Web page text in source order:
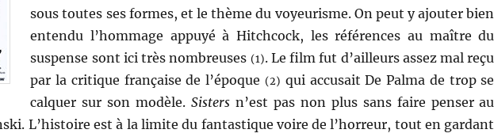
sous toutes ses formes, et le thème du voyeurisme. On peut y ajouter bien
entendu l’hommage appuyé à Hitchcock, les références au maître du
suspense sont ici très nombreuses (1). Le film fut d’ailleurs assez mal reçu
par la critique française de l’époque (2) qui accusait De Palma de trop se
calquer sur son modèle.Sisters n’est pas non plus sans faire penser au
L’histoire est à la limite du fantastique voire de l’horreur, tout en gardant